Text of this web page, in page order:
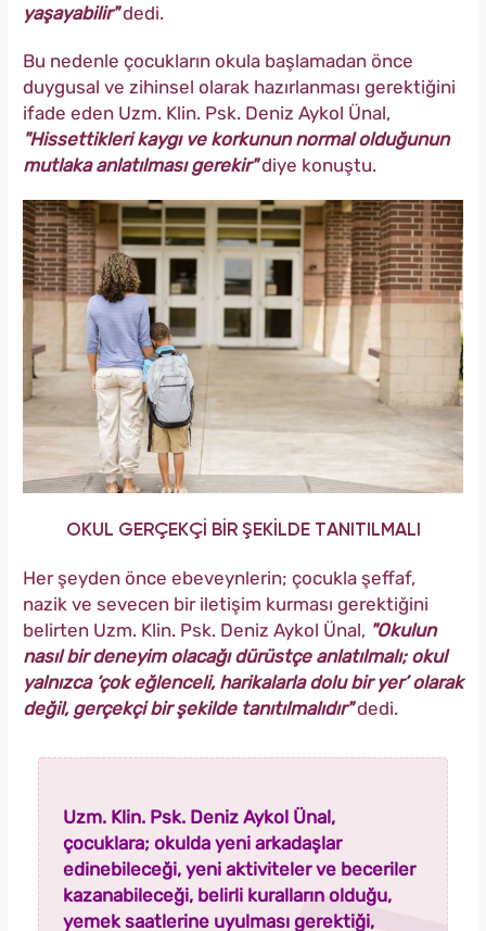
yaşayabilir"dedi.
Bu nedenle çocukların okula başlamadan önce
duygusal ve zihinsel olarak hazırlanması gerektiğini
ifade eden Uzm. Klin. Psk. Deniz Aykol Ünal,
"Hissettikleri kaygı ve korkunun normal olduğunun
mutlaka anlatılması gerekir"diye konuştu.
OKUL GERÇEKÇİ BİR ŞEKİLDE TANITILMALI
Her şeyden önce ebeveynlerin; çocukla şeffaf,
nazik ve sevecen bir iletişim kurması gerektiğini
belirten Uzm. Klin. Psk. Deniz Aykol Ünal, "Okulun
nasıl bir deneyim olacağı dürüstçe anlatılmalı; okul
yalnızca ‘çok eğlenceli, harikalarla dolu bir yer’ olarak
değil, gerçekçi bir şekilde tanıtılmalıdır"dedi.
Uzm. Klin. Psk. Deniz Aykol Ünal,
çocuklara; okulda yeni arkadaşlar
edinebileceği, yeni aktiviteler ve beceriler
kazanabileceği, belirli kuralların olduğu,
yemek saatlerine uyulması gerektiği,